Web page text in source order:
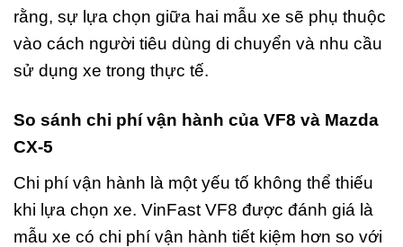
rằng, sự lựa chọn giữa hai mẫu xe sẽ phụ thuộc
vào cách người tiêu dùng di chuyển và nhu cầu
sử dụng xe trong thực tế.
So sánh chi phí vận hành của VF8 và Mazda
CX-5
Chi phí vận hành là một yếu tố không thể thiếu
khi lựa chọn xe. VinFast VF8 được đánh giá là
mẫu xe có chi phí vận hành tiết kiệm hơn so với